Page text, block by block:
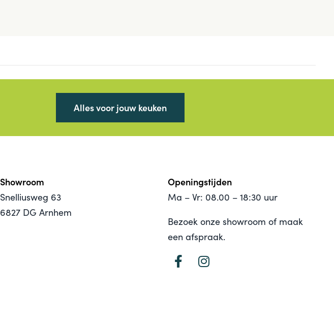
Alles voor jouw keuken
Showroom
Snelliusweg 63
6827 DG Arnhem
Openingstijden
Ma – Vr: 08.00 – 18:30 uur
Bezoek onze showroom of maak
een afspraak.